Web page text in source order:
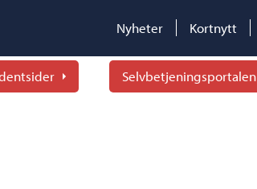
Nyheter Kortnytt
Selvbetjeningsportalen